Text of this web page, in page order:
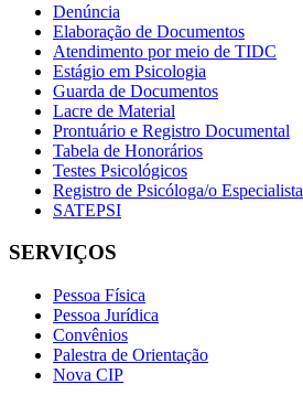
Denúncia
Elaboração de Documentos
Atendimento por meio de TIDC
Estágio em Psicologia
Guarda de Documentos
Lacre de Material
Prontuário e Registro Documental
Tabela de Honorários
Testes Psicológicos
Registro de Psicóloga/o Especialista
SATEPSI
SERVIÇOS
Pessoa Física
Pessoa Jurídica
Convênios
Palestra de Orientação
Nova CIP